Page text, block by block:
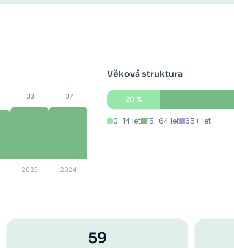
133
2023
137
2024
Věková struktura
20%
0–14 let 15–64 let 65+ let
59